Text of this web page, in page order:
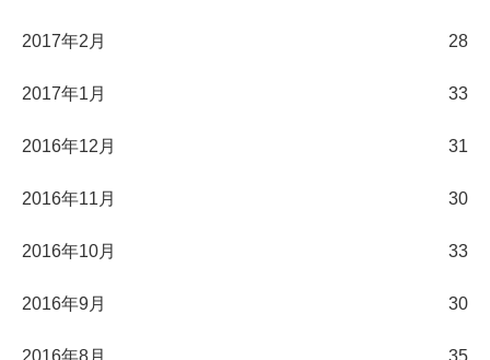
2017年2月 28
2017年1月 33
2016年12月 31
2016年11月 30
2016年10月 33
2016年9月 30